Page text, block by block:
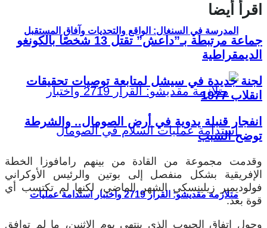
المدرسة في السنغال: الواقع والتحديات وآفاق المستقبل
متلازمة مقديشو: القرار 2719 واختبار استدامة عمليات
اقرأ أيضا
جماعة مرتبطة بـ”داعش” تقتل 13 شخصًا بالكونغو
الديمقراطية
لجنة جديدة في سيشل لمتابعة توصيات تحقيقات
انقلاب 1977
انفجار قنبلة يدوية في أرض الصومال.. والشرطة
توضح السبب
وقدمت مجموعة من القادة من بينهم رامافوزا الخطة
الإفريقية بشكل منفصل إلى بوتين والرئيس الأوكراني
فولوديمير زيلينسكي الشهر الماضي، لكنها لم تكتسب أي
قوة بعد.
وحول اتفاق الحبوب الذي ينتهي يوم الاثنين، ما لم توافق